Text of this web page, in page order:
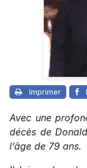
Imprimer
Avec une
décès de
l’âge de 79 ans.